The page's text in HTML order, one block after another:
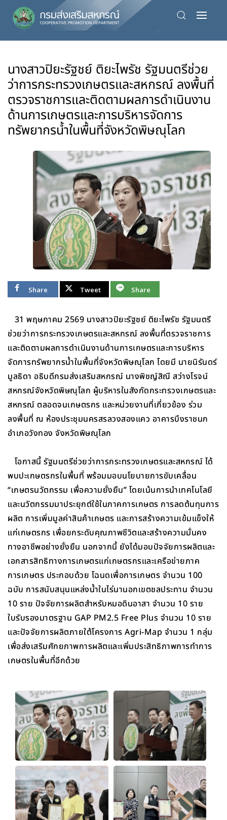
Skip
to
content
นางสาวปิยะรัฐชย์ ติยะไพรัช รัฐมนตรีช่วย
ว่าการกระทรวงเกษตรและสหกรณ์ ลงพื้นที่
ตรวจราชการและติดตามผลการดำเนินงาน
ด้านการเกษตรและการบริหารจัดการ
ทรัพยากรน้ำในพื้นที่จังหวัดพิษณุโลก
Share Tweet Share
31 พฤษภาคม 2569 นางสาวปิยะรัฐชย์ ติยะไพรัช รัฐมนตรี
ช่วยว่าการกระทรวงเกษตรและสหกรณ์ ลงพื้นที่ตรวจราชการ
และติดตามผลการดำเนินงานด้านการเกษตรและการบริหาร
จัดการทรัพยากรน้ำในพื้นที่จังหวัดพิษณุโลก โดยมี นายนิรันดร์
มูลธิดา อธิบดีกรมส่งเสริมสหกรณ์ นางพิชญ์สิณี สว่างโรจน์
สหกรณ์จังหวัดพิษณุโลก ผู้บริหารในสังกัดกระทรวงเกษตรและ
สหกรณ์ ตลอดจนเกษตรกร และหน่วยงานที่เกี่ยวข้อง ร่วม
ลงพื้นที่ ณ ห้องประชุมนครสรลวงสองแคว อาคารบึงราชนก
อำเภอวังทอง จังหวัดพิษณุโลก
โอกาสนี้ รัฐมนตรีช่วยว่าการกระทรวงเกษตรและสหกรณ์ ได้
พบปะเกษตรกรในพื้นที่ พร้อมมอบนโยบายการขับเคลื่อน
“เกษตรนวัตกรรม เพื่อความยั่งยืน” โดยเน้นการนำเทคโนโลยี
และนวัตกรรมมาประยุกต์ใช้ในภาคการเกษตร การลดต้นทุนการ
ผลิต การเพิ่มมูลค่าสินค้าเกษตร และการสร้างความเข้มแข็งให้
แก่เกษตรกร เพื่อยกระดับคุณภาพชีวิตและสร้างความมั่นคง
ทางอาชีพอย่างยั่งยืน นอกจากนี้ ยังได้มอบปัจจัยการผลิตและ
เอกสารสิทธิทางการเกษตรแก่เกษตรกรและเครือข่ายภาค
การเกษตร ประกอบด้วย โฉนดเพื่อการเกษตร จำนวน 100
ฉบับ การสนับสนุนแหล่งน้ำในไร่นานอกเขตชลประทาน จำนวน
10 ราย ปัจจัยการผลิตสำหรับหมอดินอาสา จำนวน 10 ราย
ใบรับรองมาตรฐาน GAP PM2.5 Free Plus จำนวน 10 ราย
และปัจจัยการผลิตภายใต้โครงการ Agri-Map จำนวน 1 กลุ่ม
เพื่อส่งเสริมศักยภาพการผลิตและเพิ่มประสิทธิภาพการทำการ
เกษตรในพื้นที่อีกด้วย